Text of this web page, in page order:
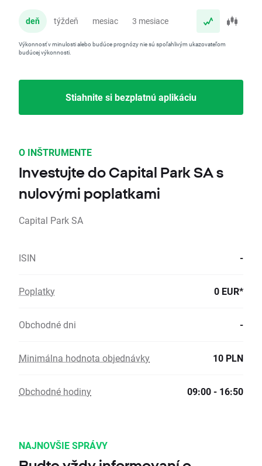
deň týždeň mesiac 3 mesiace
Výkonnosť v minulosti alebo budúce prognózy nie sú spoľahlivým ukazovateľom
budúcej výkonnosti.
Stiahnite si bezplatnú aplikáciu
O INŠTRUMENTE
Investujte do Capital Park SA s
nulovými poplatkami
Capital Park SA
ISIN -
Poplatky 0 EUR*
Obchodné dni -
Minimálna hodnota objednávky 10 PLN
Obchodné hodiny 09:00 - 16:50
NAJNOVŠIE SPRÁVY